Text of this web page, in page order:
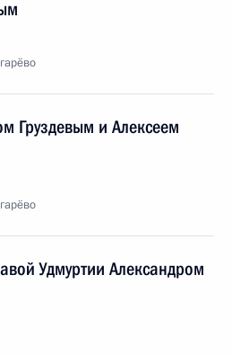
Груздевым и Алексеем
Удмуртии Александром